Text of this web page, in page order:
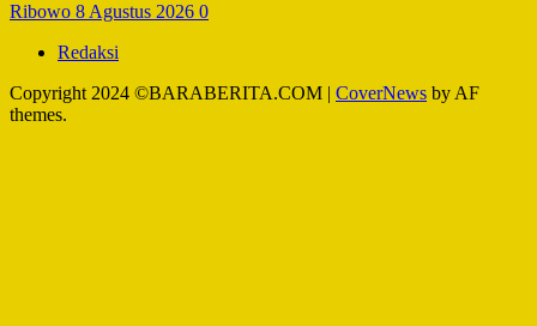
Ribowo 8 Agustus 2026 0
Redaksi
Copyright 2024 ©BARABERITA.COM | CoverNews by AF
themes.